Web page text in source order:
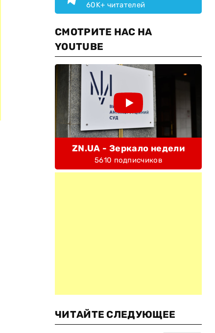
60K+ читателей
СМОТРИТЕ НАС НА
YOUTUBE
ZN.UA - Зеркало недели
5610 подписчиков
ЧИТАЙТЕ СЛЕДУЮЩЕЕ